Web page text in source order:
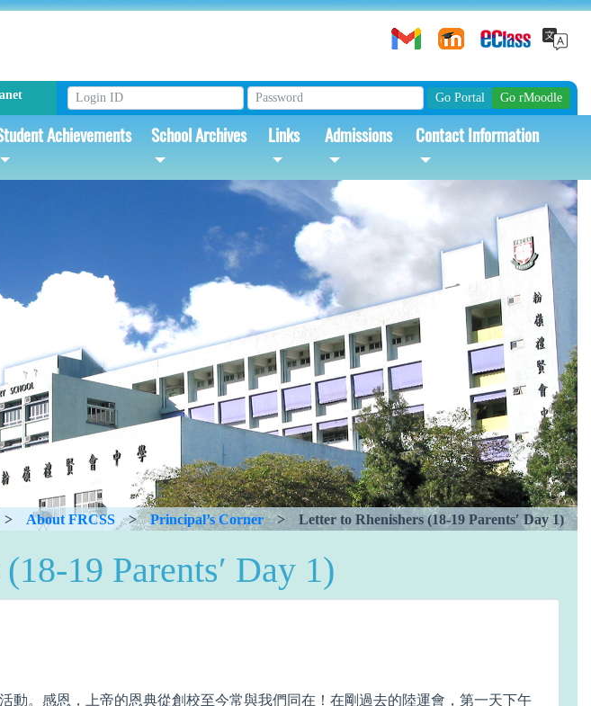
Achievements School Archives Links Admissions Contact Information
> About FRCSS > Principal’s Corner > Letter to Rhenishers (18-19 Parents′ Day 1)
19 Parents′ Day 1)
動。感恩，上帝的恩典從創校至今常與我們同在！在剛過去的陸運會，第一天下午